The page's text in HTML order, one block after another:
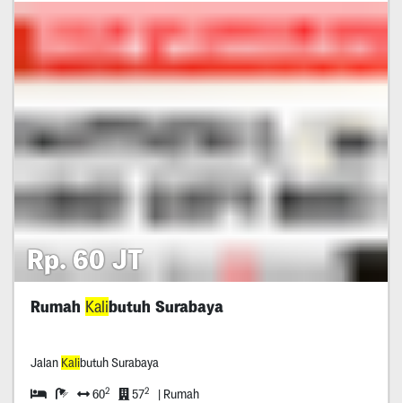
Rp. 60 JT
Rumah Kalibutuh Surabaya
Jalan Kalibutuh Surabaya
602 572 | Rumah